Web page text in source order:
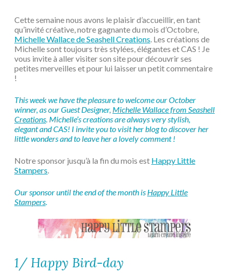
Cette semaine nous avons le plaisir d’accueillir, en tant
qu’invité créative, notre gagnante du mois d’Octobre,
Michelle Wallace de Seashell Creations . Les créations de
Michelle sont toujours très stylées, élégantes et CAS ! Je
vous invite à aller visiter son site pour découvrir ses
petites merveilles et pour lui laisser un petit commentaire
!
This week we have the pleasure to welcome our October
winner, as our Guest Designer, Michelle Wallace from Seashell
Creations . Michelle’s creations are always very stylish,
elegant and CAS! I invite you to visit her blog to discover her
little wonders and to leave her a lovely comment !
Notre sponsor jusqu’à la fin du mois est Happy Little
Stampers
Our sponsor until the end of the month is Happy Little
Stampers
1/ Happy Bird-day